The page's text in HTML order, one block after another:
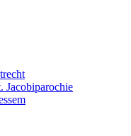
Jacobiparochie